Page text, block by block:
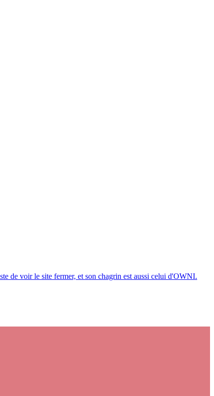
de voir le site fermer, et son chagrin est aussi celui d'OWNI.